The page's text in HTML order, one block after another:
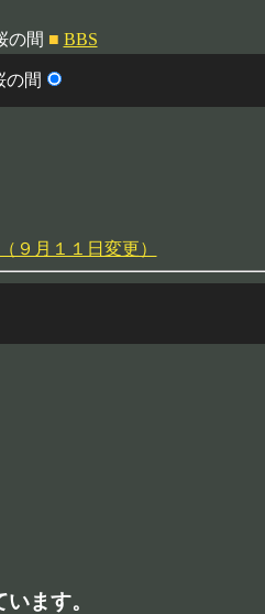
の間 ■ BBS
間
９月１１日変更）
ます。